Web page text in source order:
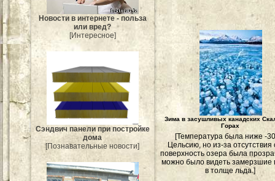
Новости в интернете - польза
или вред?
[Интересное]
Сэндвич панели при постройке
дома
[Познавательные новости]
Зима в засушливых канадских
Горах
[Температура была ниже -
Цельсию, но из-за отсутствия
поверхность озера была
можно было видеть замерзшие
в толще льда.]